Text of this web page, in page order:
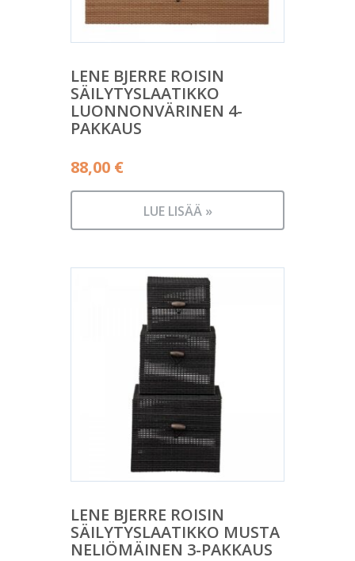
LENE BJERRE ROISIN
SÄILYTYSLAATIKKO
LUONNONVÄRINEN 4-
PAKKAUS
88,00 €
LUE LISÄÄ »
LENE BJERRE ROISIN
SÄILYTYSLAATIKKO MUSTA
NELIÖMÄINEN 3-PAKKAUS